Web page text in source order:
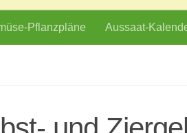
Pflanzpläne Aussaat-